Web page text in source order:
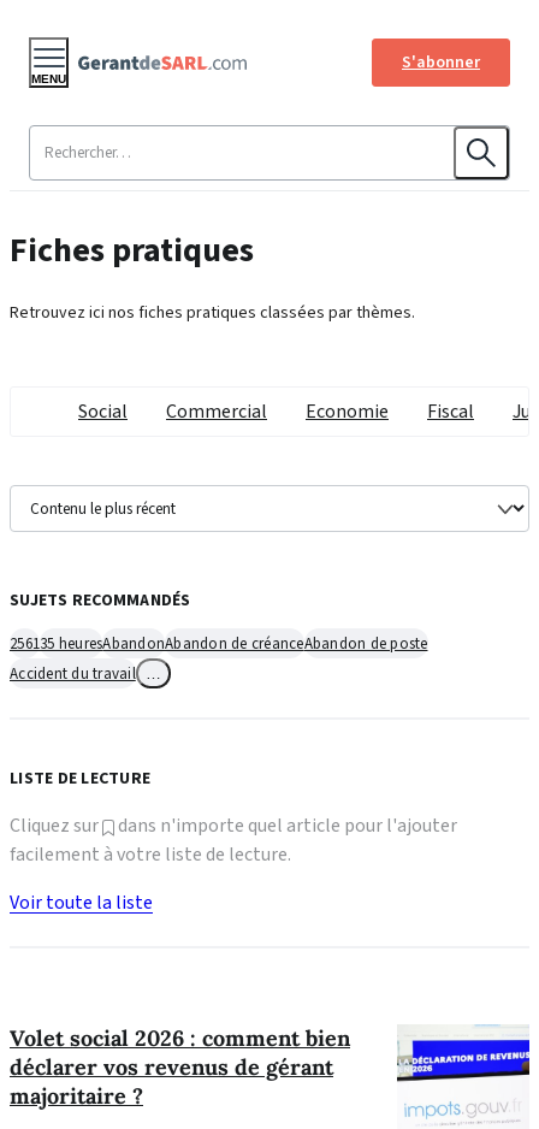
S'abonner
MENU
Fiches pratiques
Retrouvez ici nos fiches pratiques classées par thèmes.
Social Commercial Economie Fiscal
Volet social 2026 : comment bien
déclarer vos revenus de gérant
majoritaire ?
SUJETS RECOMMANDÉS
256135 heuresAbandonAbandon de créanceAbandon de poste
Accident du travail
LISTE DE LECTURE
Cliquez sur
dans n'importe quel article pour l'ajouter
facilement à votre liste de lecture.
Voir toute la liste